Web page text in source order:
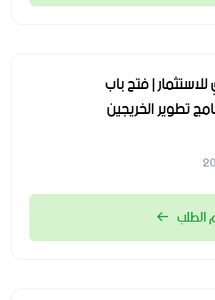
| فتح باب
تطوير الخريجين
الطلب